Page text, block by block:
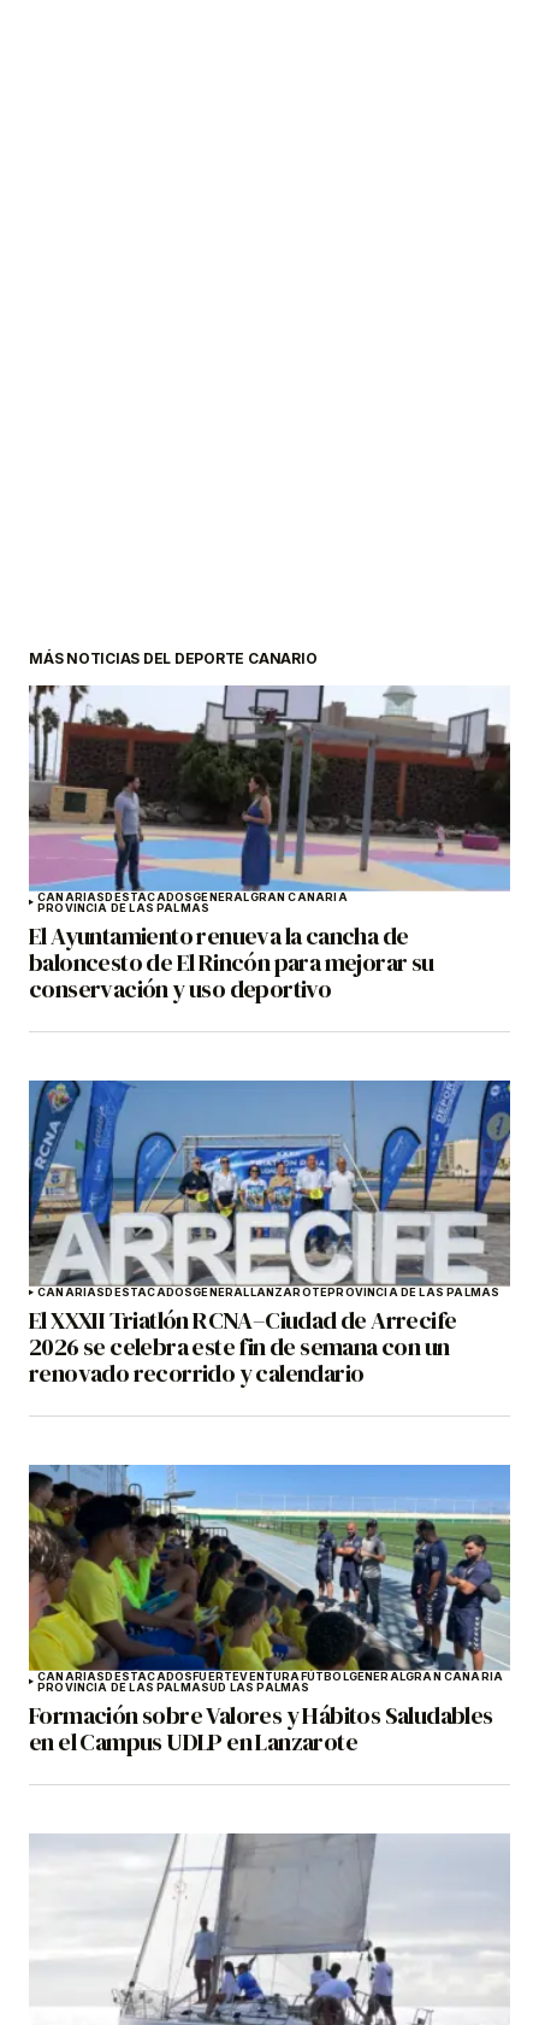
MÁS NOTICIAS DEL DEPORTE CANARIO
CANARIASDESTACADOSGENERALGRAN CANARIA
PROVINCIA DE LAS PALMAS
El Ayuntamiento renueva la cancha de
baloncesto de El Rincón para mejorar su
conservación y uso deportivo
CANARIASDESTACADOSGENERALLANZAROTEPROVINCIA DE LAS PALMAS
El XXXII Triatlón RCNA–Ciudad de Arrecife
2026 se celebra este fin de semana con un
renovado recorrido y calendario
CANARIASDESTACADOSFUERTEVENTURAFÚTBOLGENERALGRAN CANARIA
PROVINCIA DE LAS PALMASUD LAS PALMAS
Formación sobre Valores y Hábitos Saludables
en el Campus UDLP en Lanzarote